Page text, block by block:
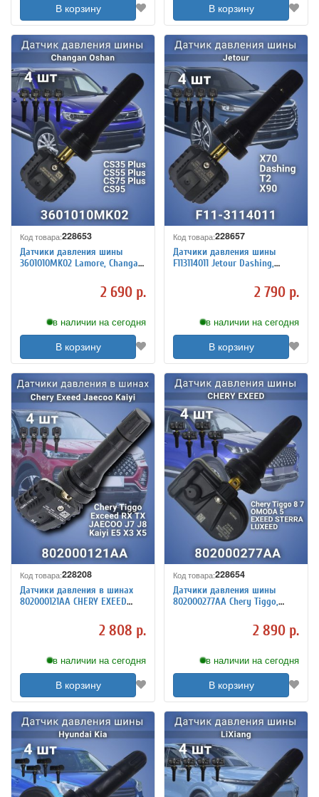
В корзину В корзину
Код товара:228653
Датчики давления шины
3601010MK02 Lamore, Changan
2 690 р.
в наличии на сегодня
В корзину
Код товара:228657
Датчики давления шины
F113114011 Jetour Dashing,
2 790 р.
в наличии на сегодня
В корзину
Код товара:228208
Датчики давления в шинах
802000121АА CHERY EXEED
2 808 р.
в наличии на сегодня
В корзину
Код товара:228654
Датчики давления шины
802000277АА Chery Tiggo,
2 890 р.
в наличии на сегодня
В корзину